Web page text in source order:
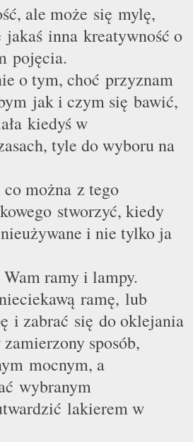
ale może się mylę,
inna kreatywność o
pojęcia.
o tym, choć przyznam
jak i czym się bawić,
kiedyś w
tyle do wyboru na
można z tego
stworzyć, kiedy
i nie tylko ja
Wam ramy i lampy.
ą ramę, lub
i zabrać się do oklejania
sposób,
mocnym, a
wybranym
lakierem w